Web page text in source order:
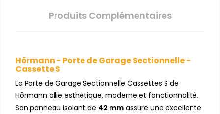
Produits Complémentaires
Hörmann - Porte de Garage Sectionnelle -
Cassette S
La Porte de Garage Sectionnelle Cassettes S de
Hörmann allie esthétique, moderne et fonctionnalité.
Son panneau isolant de 42 mm assure une excellente